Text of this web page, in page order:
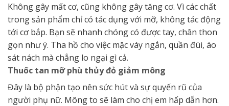
Không gây mất cơ, cũng không gây tăng cơ. Vì các chất
trong sản phẩm chỉ có tác dụng với mỡ, không tác động
tới cơ bắp. Bạn sẽ nhanh chóng có được tay, chân thon
gọn như ý. Tha hồ cho việc mặc váy ngắn, quần đùi, áo
sát nách mà chẳng lo ngại gì cả.
Thuốc tan mỡ phù thủy đỏ giảm mông
Đây là bộ phận tạo nên sức hút và sự quyến rũ của
người phụ nữ. Mông to sẽ làm cho chị em hấp dẫn hơn.